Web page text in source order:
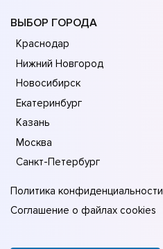
ВЫБОР ГОРОДА
Краснодар
Нижний Новгород
Новосибирск
Екатеринбург
Казань
Москва
Санкт-Петербург
Политика конфиденциальности
Соглашение о файлах cookies